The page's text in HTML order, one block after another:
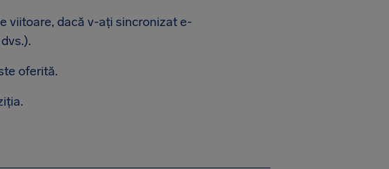
viitoare, dacă v-ați sincronizat e-
oferită.